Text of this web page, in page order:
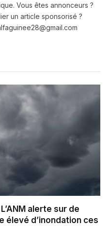
Vous êtes annonceurs ?
un article sponsorisé ?
alerte sur de
élevé d’inondation ces